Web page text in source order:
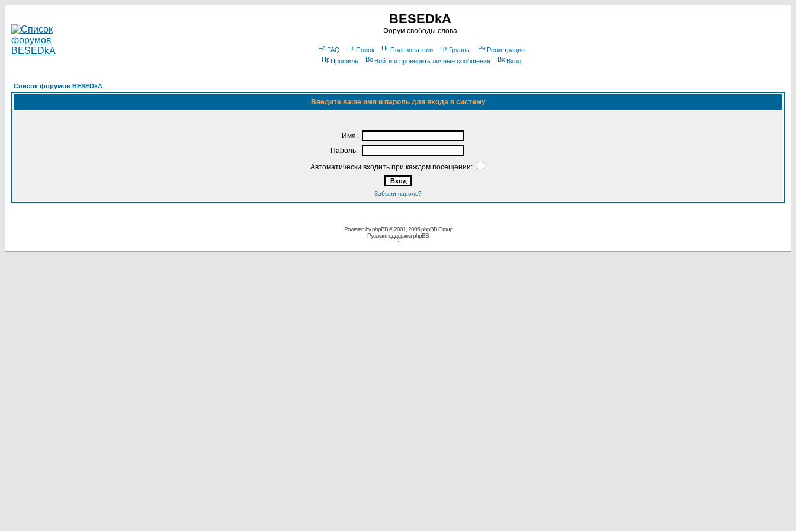
BESEDkA
Форум свободы слова
FAQ Поиск Пользователи Группы
Регистрация
Профиль
Войти и проверить личные сообщения Вход
Список форумов BESEDkA
Введите ваше имя и пароль для входа в систему
Имя:
Пароль:
Автоматически входить при каждом посещении:
Забыли пароль?
Powered by phpBB © 2001, 2005 phpBB Group
Русская поддержка phpBB
: